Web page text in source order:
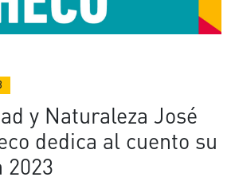
y Naturaleza José
dedica al cuento su
2023